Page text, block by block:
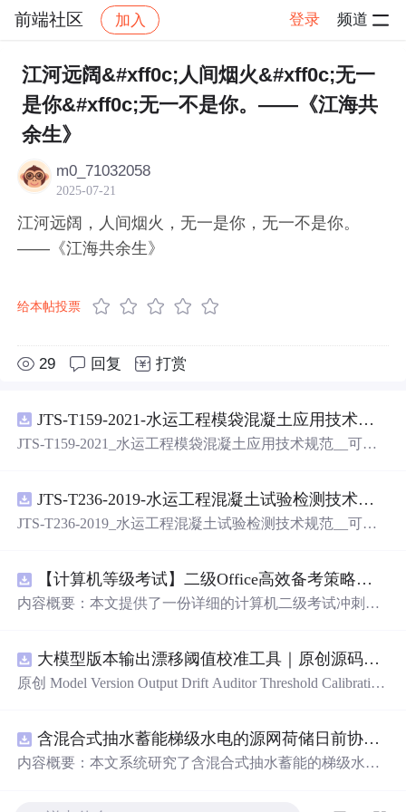
前端社区 加入 登录 频道
社区 前端社区 感慨 帖子详情
江河远阔&#xff0c;人间烟火&#xff0c;无一
是你&#xff0c;无一不是你。——《江海共
余生》
m0_71032058
2025-07-21
江河远阔，人间烟火，无一是你，无一不是你。
——《江海共余生》
给本帖投票
29 回复 打赏
JTS-T159-2021-水运工程模袋混凝土应用技术规范-可搜索.pdf
JTS-T159-2021_水运工程模袋混凝土应用技术规范__可搜
JTS-T236-2019-水运工程混凝土试验检测技术规范-可搜索.pdf
JTS-T236-2019_水运工程混凝土试验检测技术规范__可搜
【计算机等级考试】二级Office高效备考策略：分阶段复习计划与考场时间分配优化方案
内容概要：本文提供了一份详细的计算机二级考试冲刺备
点和基本操作；强化刷题阶段主攻操作大题，尤其是Excel
函数难点；冲刺模拟阶段进行全真模拟训练，回归高频考
国计算机二级考试的考生，尤其适合基础一般、希望在短
期内高效提分的学员。; 使用场景及目标：①帮助考生系统
规划考前1个月的复习节奏，提升应试能力；②突破Excel
大模型版本输出漂移阈值校准工具｜原创源码+测试+离线报告
原创 Model Version Output Drift Auditor Threshold Calibration
样本校准评分区间、告警阈值和误报漏报边界；本地网
页、JSON/HTML/SVG报告、测试与示例。压缩包包含完
含混合式抽水蓄能梯级水电的源网荷储日前协同调度优化研究（Matlab代码实现）
内容概要：本文系统研究了含混合式抽水蓄能的梯级水电